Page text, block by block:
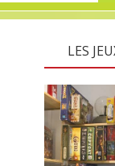
LES